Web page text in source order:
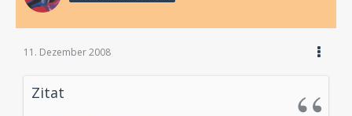
11. Dezember 2008
Zitat